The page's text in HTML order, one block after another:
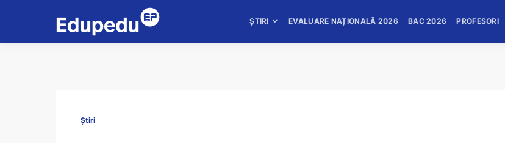
ȘTIRI EVALUARE NAȚIONALĂ 2026 BAC 2026 PROFESORI
Știri